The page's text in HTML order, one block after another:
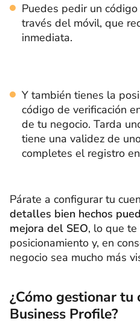
Puedes pedir un
través del móvil, que
inmediata.
Y también tienes la
código de verificación
de tu negocio. Tarda
tiene una validez de
completes el registro
Párate a configurar tu
detalles bien hechos
mejora del SEO, lo que
posicionamiento y, en
negocio sea mucho más
¿Cómo gestionar tu
Business Profile?